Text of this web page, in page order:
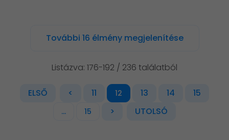
További 16 élmény megjelenítése
Listázva: 176-192 / 236 találatból
ELSŐ < 11 12 13 14 15
... 15 > UTOLSÓ